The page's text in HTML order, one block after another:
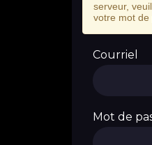
serveur,
votre mot de
Courriel
Mot de